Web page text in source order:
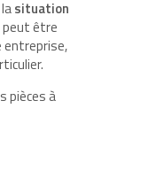
situation
peut être
entreprise,
pièces à